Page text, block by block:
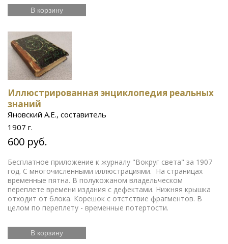
В корзину
Иллюстрированная энциклопедия реальных
знаний
Яновский А.Е., составитель
1907 г.
600 руб.
Бесплатное приложение к журналу "Вокруг света" за 1907
год. С многочисленными иллюстрациями. На страницах
временные пятна. В полукожаном владельческом
переплете времени издания с дефектами. Нижняя крышка
отходит от блока. Корешок с отстствие фрагментов. В
целом по переплету - временные потертости.
В корзину